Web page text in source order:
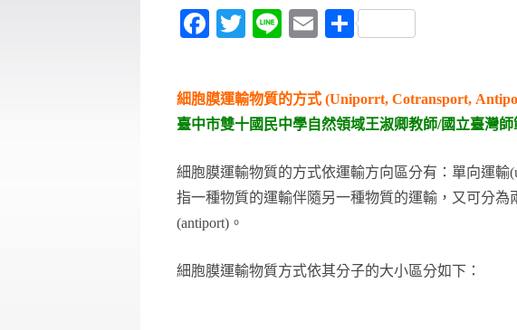
Facebook
TwitterLineEmailShare
細胞膜運輸物質的方式 (Uniporrt, Cotransport,
臺中市雙十國民中學自然領域王淑卿教師/國立臺灣
細胞膜運輸物質的方式依運輸方向區分有：單向運輸
指一種物質的運輸伴隨另一種物質的運輸，又可分為
(antiport)。
細胞膜運輸物質方式依其分子的大小區分如下：